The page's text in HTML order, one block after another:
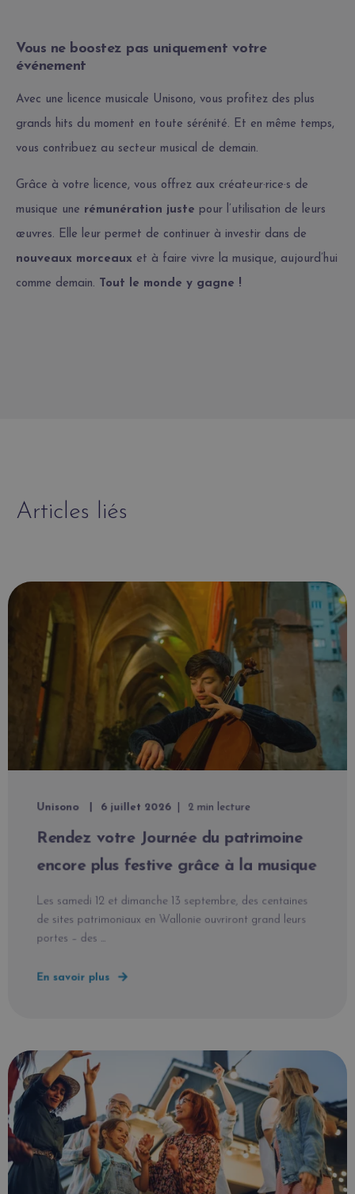
Vous ne boostez pas uniquement votre
événement
Avec une licence musicale Unisono, vous profitez des plus
grands hits du moment en toute sérénité. Et en même temps,
vous contribuez au secteur musical de demain.
Grâce à votre licence, vous offrez aux créateur·rice·s de
musique une rémunération juste pour l’utilisation de leurs
œuvres. Elle leur permet de continuer à investir dans de
nouveaux morceaux et à faire vivre la musique, aujourd’hui
comme demain. Tout le monde y gagne !
Articles liés
Unisono 6 juillet 2026 2 min lecture
Rendez votre Journée du patrimoine
encore plus festive grâce à la musique
Les samedi 12 et dimanche 13 septembre, des centaines
de sites patrimoniaux en Wallonie ouvriront grand leurs
portes – des ...
En savoir plus